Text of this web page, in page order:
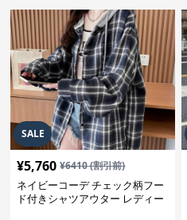
SALE
¥5,760 ¥6410(割引前)
ネイビーコーデ チェック柄フー
ド付きシャツアウター レディー